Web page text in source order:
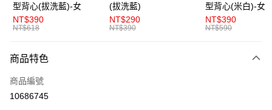
AFTEE先享後付
相關說明
便利好安心！
２．便利：只要手機號碼，簡訊認證，即可結帳。
３．安心：先確認商品／服務後，再付款。
運送方式
全家取貨付款
型背心(拔洗藍)-女
NT$390
NT$618
(拔洗藍)
NT$290
NT$390
型背心(米白)-女
NT$390
NT$590
商品特色
商品編號
10686745